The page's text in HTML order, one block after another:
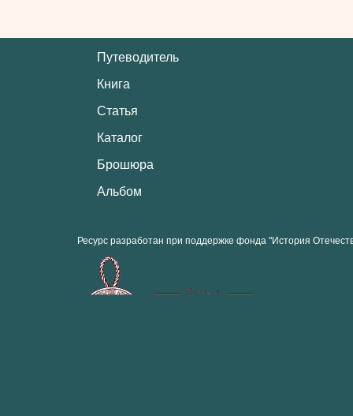
Путеводитель
Книга
Статья
Каталог
Брошюра
Альбом
Ресурс разработан при поддержке фонда "История